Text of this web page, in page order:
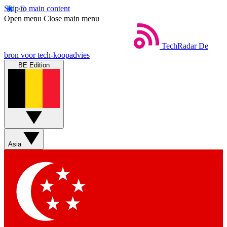
Skip to main content
Open menu Close main menu
TechRadar De
bron voor tech-koopadvies
BE Edition
Asia